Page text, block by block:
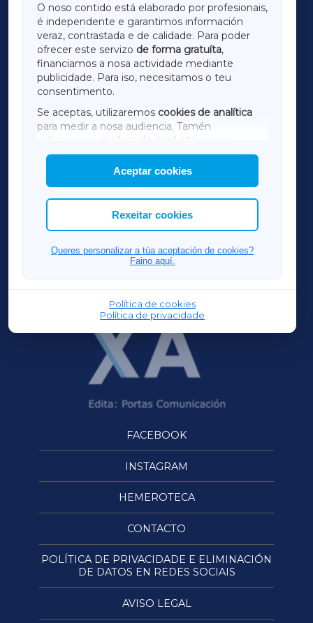
O noso contido está elaborado por profesionais,
é independente e garantimos información
veraz, contrastada e de calidade. Para poder
ofrecer este servizo de forma gratuíta,
financiamos a nosa actividade mediante
publicidade. Para iso, necesitamos o teu
consentimento.
Se aceptas, utilizaremos cookies de analítica
para medir a nosa audiencia. Tamén
utilizaremos
cookies de marketing
mostrar publicidade de terceiros.
Así mesmo, podes personalizar a elección das
cookies que desexas permitir.
Aceptar cookies
Rexeitar cookies
Queres personalizar a túa aceptación de cookies?
Faino aquí.
Política de cookies
Política de privacidade
LUGOXA
TERRACHAXA
AMARIÑAXA
RIBEIRASACRAXA
ACORUÑAXA
FERROLXA
OURENSEXA
FACEBOOK
INSTAGRAM
HEMEROTECA
CONTACTO
POLÍTICA DE PRIVACIDADE E ELIMINACIÓN
DE DATOS EN REDES SOCIAIS
AVISO LEGAL